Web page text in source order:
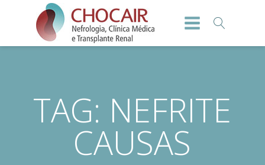
TAG: NEFRITE
CAUSAS